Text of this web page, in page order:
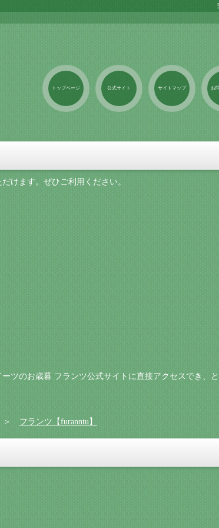
トップページ 公式サイト サイトマップ お
けます。ぜひご利用ください。
ツのお歳暮 フランツ公式サイトに直接アクセスでき、
フランツ【furanntu】